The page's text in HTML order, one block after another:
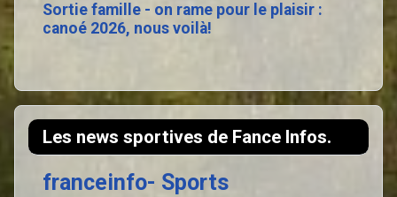
Sortie famille - on rame pour le plaisir :
canoé 2026, nous voilà!
Les news sportives de Fance Infos.
franceinfo- Sports